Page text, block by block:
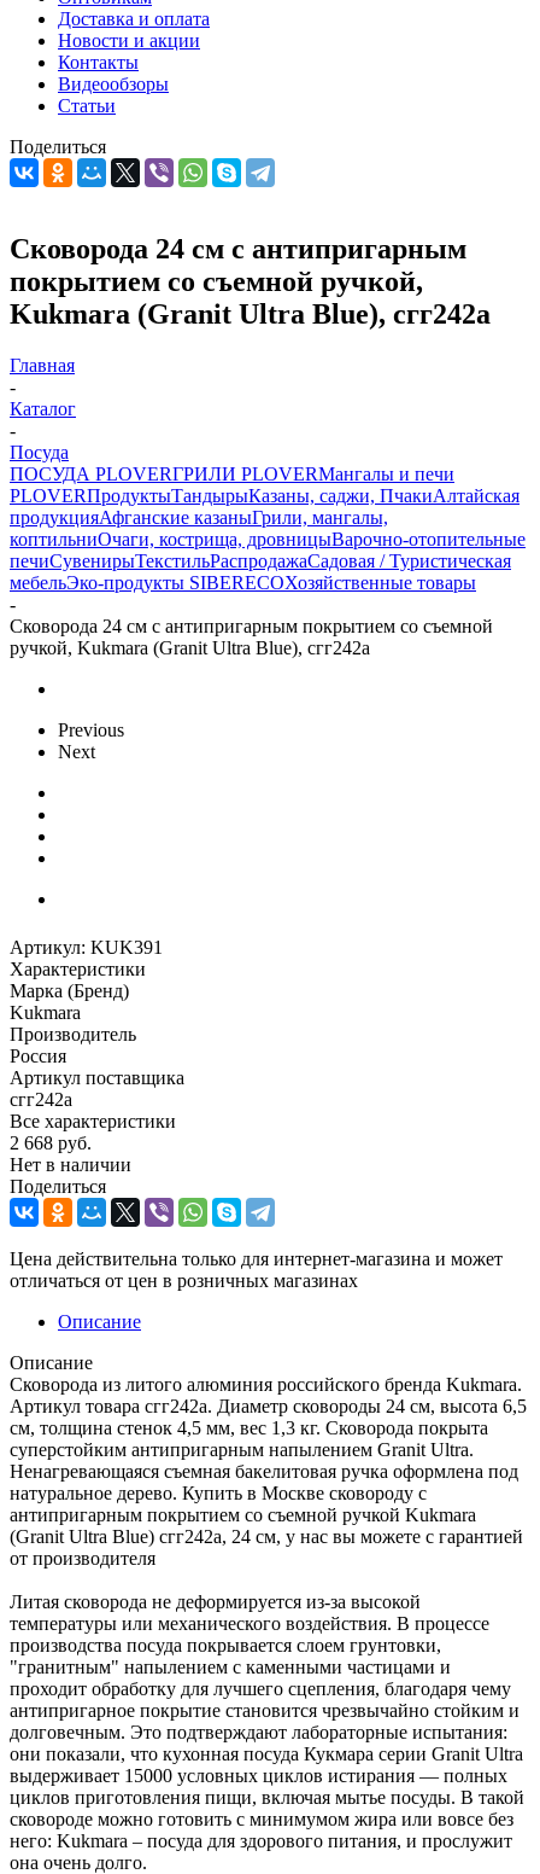
Доставка и оплата
Новости и акции
Контакты
Видеообзоры
Статьи
Поделиться
Сковорода 24 см с антипригарным
покрытием со съемной ручкой,
Kukmara (Granit Ultra Blue), сгг242а
Главная
-
Каталог
-
Посуда
ПОСУДА PLOVERГРИЛИ PLOVERМангалы и печи
PLOVERПродуктыТандырыКазаны, саджи, ПчакиАлтайская
продукцияАфганские казаныГрили, мангалы,
коптильниОчаги, кострища, дровницыВарочно-отопительные
печиСувенирыТекстильРаспродажаСадовая / Туристическая
мебельЭко-продукты SIBERECOХозяйственные товары
-
Сковорода 24 см с антипригарным покрытием со съемной
ручкой, Kukmara (Granit Ultra Blue), сгг242а
Previous
Next
Артикул: KUK391
Характеристики
Марка (Бренд)
Kukmara
Производитель
Россия
Артикул поставщика
сгг242а
Все характеристики
2 668 руб.
Нет в наличии
Поделиться
Цена действительна только для интернет-магазина и может
отличаться от цен в розничных магазинах
Описание
Описание
Сковорода из литого алюминия российского бренда Kukmara.
Артикул товара сгг242а. Диаметр сковороды 24 см, высота 6,5
см, толщина стенок 4,5 мм, вес 1,3 кг. Сковорода покрыта
суперстойким антипригарным напылением Granit Ultra.
Ненагревающаяся съемная бакелитовая ручка оформлена под
натуральное дерево. Купить в Москве сковороду с
антипригарным покрытием со съемной ручкой Kukmara
(Granit Ultra Blue) сгг242а, 24 см, у нас вы можете с гарантией
от производителя
Литая сковорода не деформируется из-за высокой
температуры или механического воздействия. В процессе
производства посуда покрывается слоем грунтовки,
"гранитным" напылением с каменными частицами и
проходит обработку для лучшего сцепления, благодаря чему
антипригарное покрытие становится чрезвычайно стойким и
долговечным. Это подтверждают лабораторные испытания:
они показали, что кухонная посуда Кукмара серии Granit Ultra
выдерживает 15000 условных циклов истирания — полных
циклов приготовления пищи, включая мытье посуды. В такой
сковороде можно готовить с минимумом жира или вовсе без
него: Kukmara – посуда для здорового питания, и прослужит
она очень долго.